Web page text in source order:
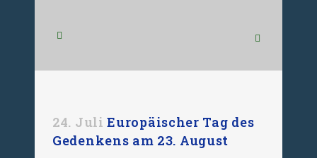
24. Juli Europäischer Tag des
Gedenkens am 23. August